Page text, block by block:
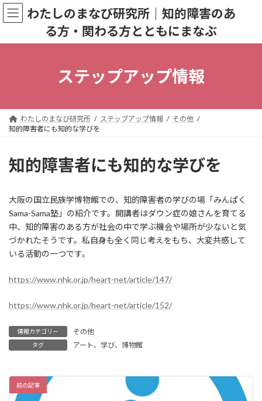
コ
ン
プ
ナ
ビ
動
わたしのまなび研究所｜知的障害のあ
る方・関わる方とともにまなぶ
ステップアップ情報
わたしのまなび研究所 ステップアップ情報
その他
知的障害者にも知的な学びを
知的障害者にも知的な学びを
大阪の国立民族学博物館での、知的障害者の学びの場「みんぱく
Sama-Sama塾」の紹介です。開講者はダウン症の娘さんを育てる
中、知的障害のある方が社会の中で学ぶ機会や場所が少ないと気
づかれたそうです。私自身も全く同じ考えをもち、大変共感して
いる活動の一つです。
https://www.nhk.or.jp/heart-net/article/147/
https://www.nhk.or.jp/heart-net/article/152/
情報カテゴリー その他
タグ アート、学び、博物館
前の記事